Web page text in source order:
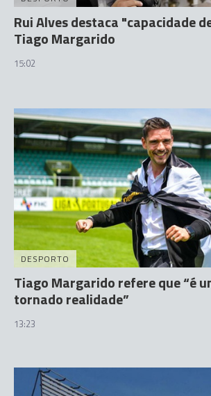
Rui Alves destaca "capacidade
Tiago Margarido
15:02
DESPORTO
Tiago Margarido refere que “é
tornado realidade”
13:23